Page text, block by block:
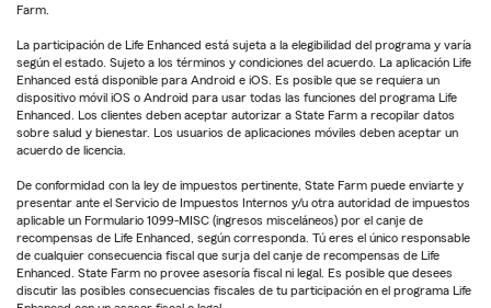
Farm.
La participación de Life Enhanced está sujeta a la elegibilidad del programa y varía
según el estado. Sujeto a los términos y condiciones del acuerdo. La aplicación Life
Enhanced está disponible para Android e iOS. Es posible que se requiera un
dispositivo móvil iOS o Android para usar todas las funciones del programa Life
Enhanced. Los clientes deben aceptar autorizar a State Farm a recopilar datos
sobre salud y bienestar. Los usuarios de aplicaciones móviles deben aceptar un
acuerdo de licencia.
De conformidad con la ley de impuestos pertinente, State Farm puede enviarte y
presentar ante el Servicio de Impuestos Internos y/u otra autoridad de impuestos
aplicable un Formulario 1099-MISC (ingresos misceláneos) por el canje de
recompensas de Life Enhanced, según corresponda. Tú eres el único responsable
de cualquier consecuencia fiscal que surja del canje de recompensas de Life
Enhanced. State Farm no provee asesoría fiscal ni legal. Es posible que desees
discutir las posibles consecuencias fiscales de tu participación en el programa Life